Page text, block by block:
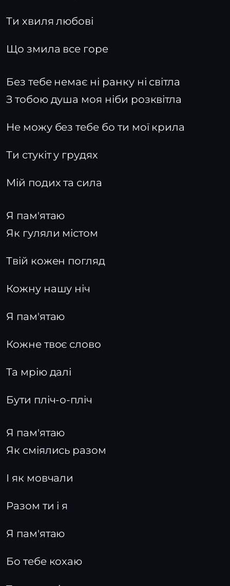
Ти хвиля любові
Що змила все горе
Без тебе немає ні ранку ні світла
З тобою душа моя ніби розквітла
Не можу без тебе бо ти мої крила
Ти стукіт у грудях
Мій подих та сила
Я пам'ятаю
Як гуляли містом
Твій кожен погляд
Кожну нашу ніч
Я пам'ятаю
Кожне твоє слово
Та мрію далі
Бути пліч-о-пліч
Я пам'ятаю
Як сміялись разом
І як мовчали
Разом ти і я
Я пам'ятаю
Бо тебе кохаю